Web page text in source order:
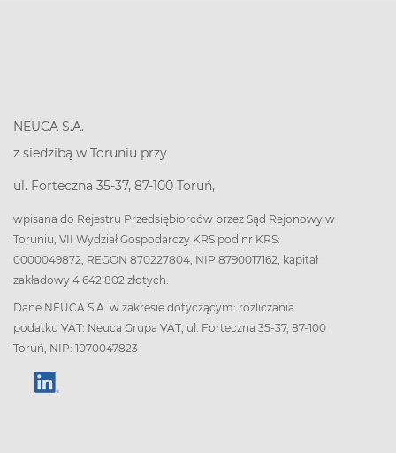
NEUCA S.A.
z siedzibą w Toruniu przy
ul. Forteczna 35-37, 87-100 Toruń,
wpisana do Rejestru Przedsiębiorców przez Sąd Rejonowy w
Toruniu, VII Wydział Gospodarczy KRS pod nr KRS:
0000049872, REGON 870227804, NIP 8790017162, kapitał
zakładowy 4 642 802 złotych.
Dane NEUCA S.A. w zakresie dotyczącym: rozliczania
podatku VAT: Neuca Grupa VAT, ul. Forteczna 35-37, 87-100
Toruń, NIP: 1070047823